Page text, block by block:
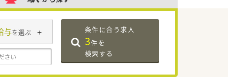
与を選ぶ 条件に合う求人
3件を
検索する